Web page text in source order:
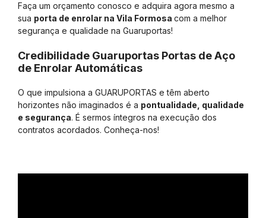
Faça um orçamento conosco e adquira agora mesmo a
sua porta de enrolar na Vila Formosa com a melhor
segurança e qualidade na Guaruportas!
Credibilidade Guaruportas Portas de Aço
de Enrolar Automáticas
O que impulsiona a GUARUPORTAS e têm aberto
horizontes não imaginados é a pontualidade, qualidade
e segurança. É sermos íntegros na execução dos
contratos acordados. Conheça-nos!